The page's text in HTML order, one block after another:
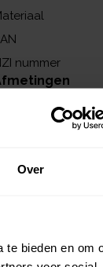
Over
te bieden en om
nummer
Download